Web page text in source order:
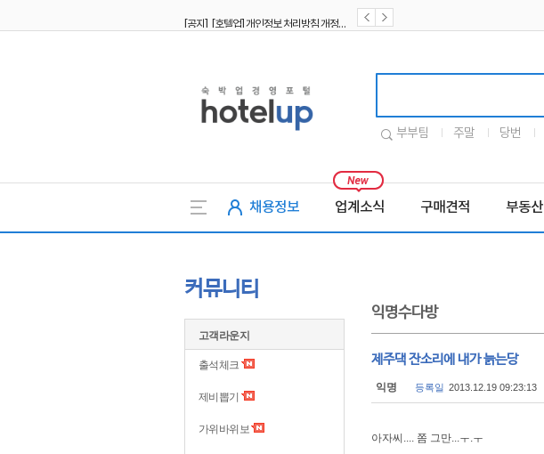
부부팀 주말 당번
채용정보 업계소식 구매견적 부동산
커뮤니티
고객라운지
출석체크
제비뽑기
가위바위보
익명수다방
제주댁 잔소리에 내가 늙는당
익명 등록일 2013.12.19 09:23:13
아자씨.... 쫌 그만...ㅜ.ㅜ